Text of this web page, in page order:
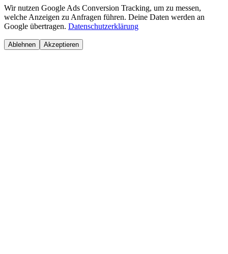
Wir nutzen Google Ads Conversion Tracking, um zu messen,
welche Anzeigen zu Anfragen führen. Deine Daten werden an
Google übertragen. Datenschutzerklärung
Ablehnen Akzeptieren